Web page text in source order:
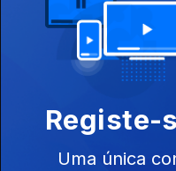
12 abr. 2024
O Fotógrafo Sergio
11 abr. 2024
Registe-
Uma única